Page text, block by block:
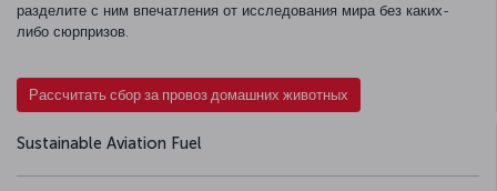
разделите с ним впечатления от исследования мира без каких-
либо сюрпризов.
Рассчитать сбор за провоз домашних животных
Sustainable Aviation Fuel